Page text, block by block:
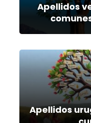
Apellidos
Apellidos